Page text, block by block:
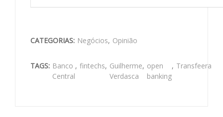
CATEGORIAS: Negócios, Opinião
TAGS: Banco
Central
, fintechs, Guilherme
Verdasca
, open
banking
, Transfeera